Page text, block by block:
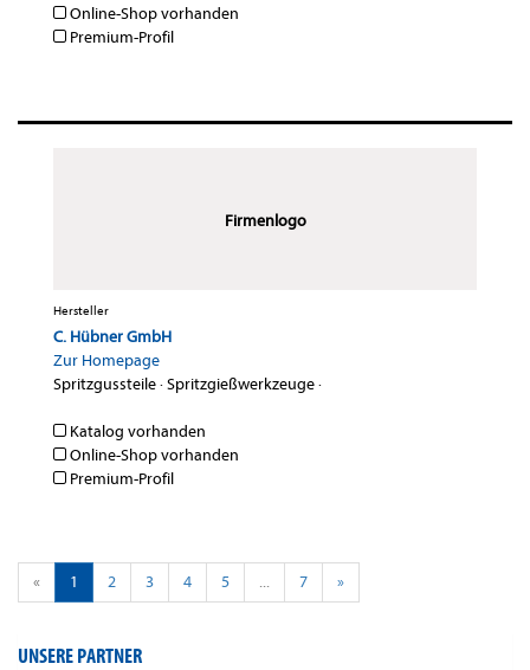
Online-Shop vorhanden
Premium-Profil
Firmenlogo
Hersteller
C. Hübner GmbH
Zur Homepage
Spritzgussteile·Spritzgießwerkzeuge·
Katalog vorhanden
Online-Shop vorhanden
Premium-Profil
« 1 2 3 4 5 ... 7 »
UNSERE PARTNER